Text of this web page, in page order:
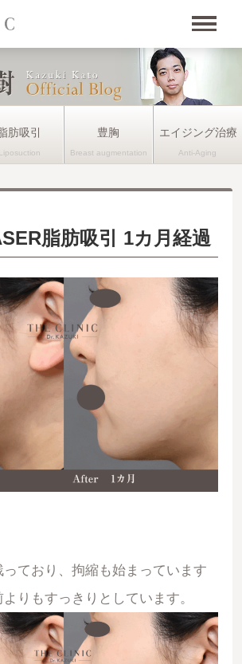
肪吸引 豊胸 エイジング治療
脂肪吸引 1カ月経過
っており、拘縮も始まっています
りもすっきりとしています。